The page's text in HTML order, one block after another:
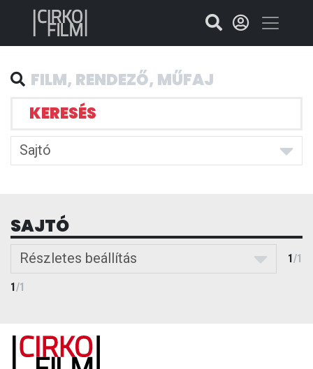
KERESÉS
Sajtó
SAJTÓ
Részletes beállítás 1/1
1/1